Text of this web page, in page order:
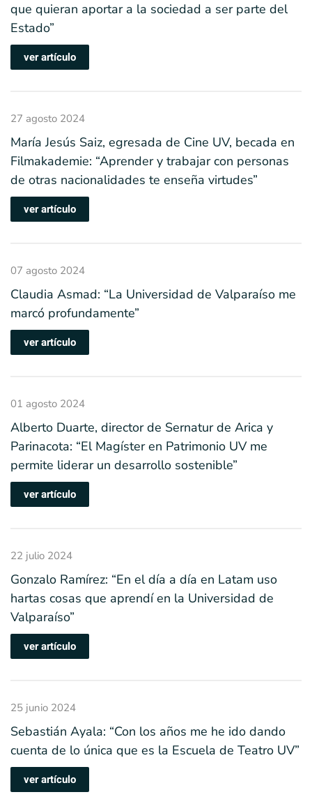
que quieran aportar a la sociedad a ser parte del
Estado”
ver artículo
27 agosto 2024
María Jesús Saiz, egresada de Cine UV, becada en
Filmakademie: “Aprender y trabajar con personas
de otras nacionalidades te enseña virtudes”
ver artículo
07 agosto 2024
Claudia Asmad: “La Universidad de Valparaíso me
marcó profundamente”
ver artículo
01 agosto 2024
Alberto Duarte, director de Sernatur de Arica y
Parinacota: “El Magíster en Patrimonio UV me
permite liderar un desarrollo sostenible”
ver artículo
22 julio 2024
Gonzalo Ramírez: “En el día a día en Latam uso
hartas cosas que aprendí en la Universidad de
Valparaíso”
ver artículo
25 junio 2024
Sebastián Ayala: “Con los años me he ido dando
cuenta de lo única que es la Escuela de Teatro UV”
ver artículo